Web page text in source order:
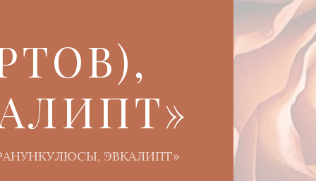
ЭВКАЛИПТ»